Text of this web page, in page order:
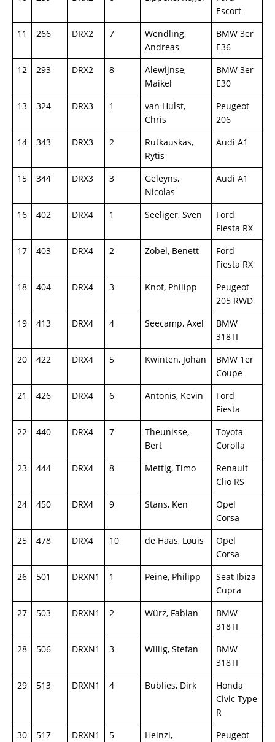
Escort
11
266 DRX2 7
Wendling,
Andreas
BMW 3er
E36
12
293 DRX2 8
Alewijnse,
Maikel
BMW 3er
E30
13
324 DRX3 1
van Hulst,
Chris
Peugeot
206
14
343 DRX3 2
Rutkauskas,
Rytis
Audi A1
15 344 DRX3 3
Geleyns,
Nicolas
Audi A1
16 402 DRX4 1 Seeliger, Sven
Ford
Fiesta RX
17
403 DRX4 2 Zobel, Benett
Ford
Fiesta RX
18
404 DRX4 3 Knof, Philipp
Peugeot
205 RWD
19
413 DRX4 4 Seecamp, Axel
BMW
318TI
20
422 DRX4 5 Kwinten, Johan
BMW 1er
Coupe
21
426 DRX4 6 Antonis, Kevin
Ford
Fiesta
22
440 DRX4 7
Theunisse,
Bert
Toyota
Corolla
23
444 DRX4 8 Mettig, Timo
Renault
Clio RS
24
450 DRX4 9 Stans, Ken
Opel
Corsa
25
478 DRX4 10 de Haas, Louis
Opel
Corsa
26
501 DRXN1 1 Peine, Philipp
Seat Ibiza
Cupra
27
503 DRXN1 2 Würz, Fabian
BMW
318TI
28
506 DRXN1 3 Willig, Stefan
BMW
318TI
29
513 DRXN1 4 Bublies, Dirk
Honda
Civic Type
R
30
517 DRXN1 5
Heinzl,
Peugeot